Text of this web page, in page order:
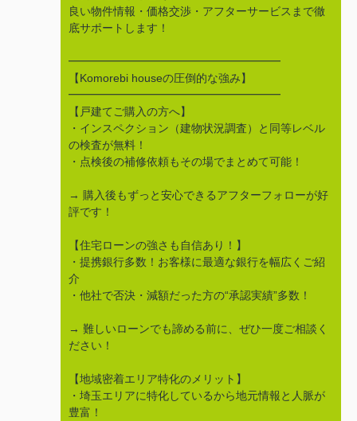
良い物件情報・価格交渉・アフターサービスまで徹
底サポートします！
━━━━━━━━━━━━━━━━━━━
【Komorebi houseの圧倒的な強み】
━━━━━━━━━━━━━━━━━━━
【戸建てご購入の方へ】
・インスペクション（建物状況調査）と同等レベル
の検査が無料！
・点検後の補修依頼もその場でまとめて可能！
→ 購入後もずっと安心できるアフターフォローが好
評です！
【住宅ローンの強さも自信あり！】
・提携銀行多数！お客様に最適な銀行を幅広くご紹
介
・他社で否決・減額だった方の“承認実績”多数！
→ 難しいローンでも諦める前に、ぜひ一度ご相談く
ださい！
【地域密着エリア特化のメリット】
・埼玉エリアに特化しているから地元情報と人脈が
豊富！